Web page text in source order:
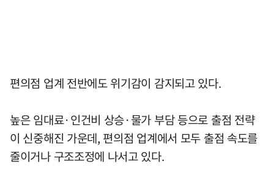
편의점 업계 전반에도 위기감이 감지되고 있다.
높은 임대료·인건비 상승·물가 부담 등으로 출점 전략
이 신중해진 가운데, 편의점 업계에서 모두 출점 속도를
줄이거나 구조조정에 나서고 있다.